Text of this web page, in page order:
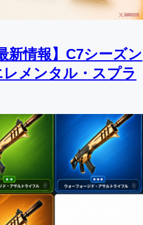
新情報】C7シーズン
メンタル・スプラ